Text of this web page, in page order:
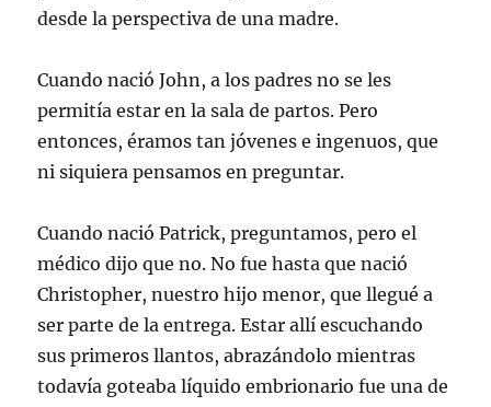
desde la perspectiva de una madre.
Cuando nació John, a los padres no se les
permitía estar en la sala de partos. Pero
entonces, éramos tan jóvenes e ingenuos, que
ni siquiera pensamos en preguntar.
Cuando nació Patrick, preguntamos, pero el
médico dijo que no. No fue hasta que nació
Christopher, nuestro hijo menor, que llegué a
ser parte de la entrega. Estar allí escuchando
sus primeros llantos, abrazándolo mientras
todavía goteaba líquido embrionario fue una de